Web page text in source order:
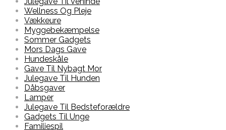
Wellness Og Pleje
Vækkeure
Myggebekæmpelse
Sommer Gadgets
Mors Dags Gave
Hundeskåle
Gave Til Nybagt Mor
Julegave Til Hunden
Dåbsgaver
Lamper
Julegave Til Bedsteforældre
Gadgets Til Unge
Familiespil